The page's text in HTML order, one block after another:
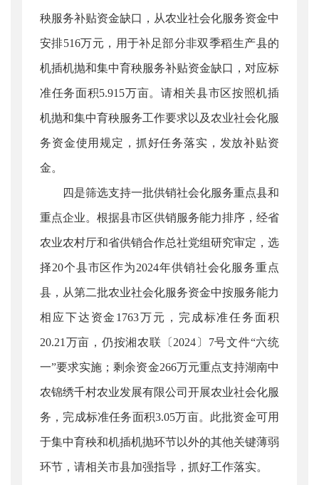
秧服务补贴资金缺口，从农业社会化服务资金中
安排516万元，用于补足部分非双季稻生产县的
机插机抛和集中育秧服务补贴资金缺口，对应标
准任务面积5.915万亩。请相关县市区按照机插
机抛和集中育秧服务工作要求以及农业社会化服
务资金使用规定，抓好任务落实，发放补贴资
金。
四是筛选支持一批供销社会化服务重点县和
重点企业。根据县市区供销服务能力排序，经省
农业农村厅和省供销合作总社党组研究审定，选
择20个县市区作为2024年供销社会化服务重点
县，从第二批农业社会化服务资金中按服务能力
相应下达资金1763万元，完成标准任务面积
20.21万亩，仍按湘农联〔2024〕7号文件“六统
一”要求实施；剩余资金266万元重点支持湖南中
农锦绣千村农业发展有限公司开展农业社会化服
务，完成标准任务面积3.05万亩。此批资金可用
于集中育秧和机插机抛环节以外的其他关键薄弱
环节，请相关市县加强指导，抓好工作落实。